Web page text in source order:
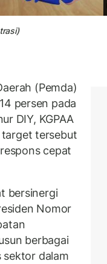
(Pemda)
persen pada
DIY, KGPAA
target tersebut
cepat
bersinergi
Nomor
berbagai
sektor dalam